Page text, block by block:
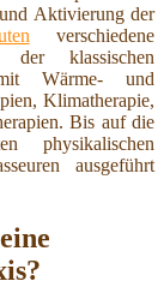
Aktivierung der
verschiedene
der klassischen
Wärme- und
Klimatherapie,
Bis auf die
physikalischen
ausgeführt